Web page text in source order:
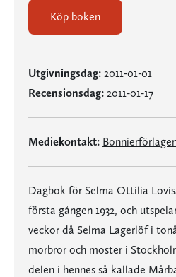
Köp boken
Utgivningsdag: 2011-01-01
Recensionsdag: 2011-01-17
Mediekontakt:
Dagbok för Selma Ottilia
första gången 1932, och
veckor då Selma Lagerlöf i
morbror och moster i
delen i hennes så kallade